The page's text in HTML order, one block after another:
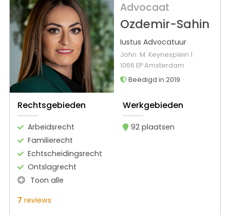
Advocaat
Ozdemir-Sahin
Iustus Advocatuur
John. M. Keynesplein 1
1066 EP Amsterdam
Beëdigd in 2019
Rechtsgebieden
Arbeidsrecht
Familierecht
Echtscheidingsrecht
Ontslagrecht
Toon alle
Werkgebieden
92 plaatsen
7 reviews